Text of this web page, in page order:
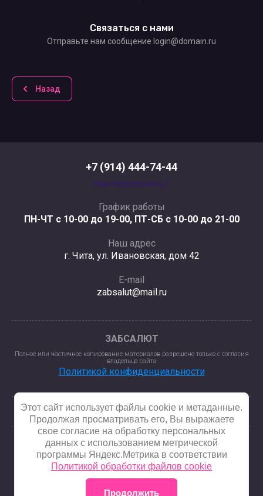
Связаться с нами
Отправьте нам сообщение login@domain.ru
Назад
+7 (914) 444-74-44
Вам перезвонить?
График работы
ПН-ЧТ с 10-00 до 19-00, ПТ-СБ с 10-00 до 21-00
Наш адрес
г. Чита, ул. Ивановская, дом 42
E-mail
zabsalut@mail.ru
ЗАБСАЛЮТ
Полное или частичное копирование материалов разрешено только с согласия
владельца сайта
Политикой конфиденциальности
© 2025 - 2026
Этот сайт использует файлы cookie и метаданные.
Продолжая просматривать его, Вы выражаете
свое согласие на обработку персональных
данных с использованием метрической
программы Яндекс.Метрика в соответствии
Политикой обработки файлов cookie
Продолжить